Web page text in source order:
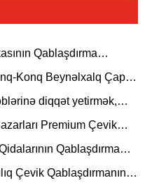
Qablaşdırma
üçün Xüsusi Betel Nut
salır
Konq Beynəlxalq Çap
edir, Düz Alt Çanta
Trendinə liderlik edir
diqqət yetirmək,
Premium Çevik
Qablaşdırma
Sərgi etmək
Çevik Qablaşdırmanın